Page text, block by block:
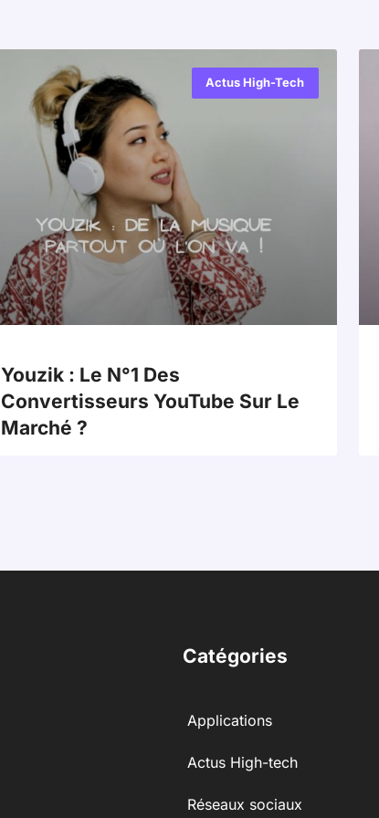
Actus High-Tech
Youzik : Le N°1 Des
Convertisseurs YouTube Sur Le
Marché ?
Catégories
Applications
Actus High-tech
Réseaux sociaux